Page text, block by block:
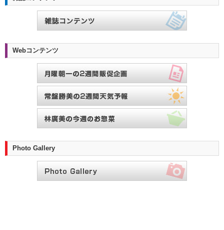
Webコンテンツ
Photo Gallery